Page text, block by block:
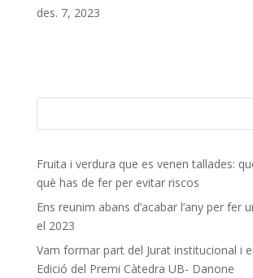
des. 7, 2023
Fruita i verdura que es venen tallades:
què has de fer per evitar riscos
Ens reunim abans d’acabar l’any per fer
el 2023
Vam formar part del Jurat institucional i
Edició del Premi Càtedra UB- Danone